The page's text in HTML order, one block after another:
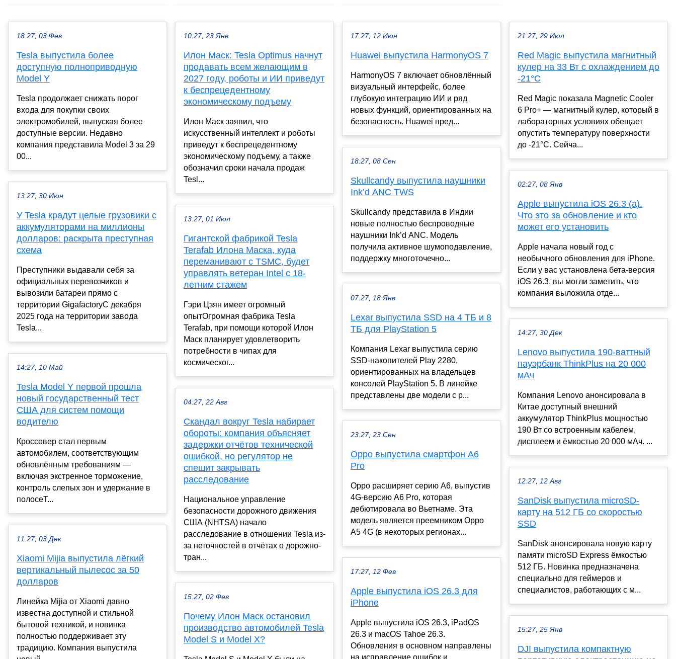
18:27, 03 Фев
Tesla выпустила более
доступную полноприводную
Model Y
Tesla продолжает снижать порог
входа для покупки своих
электромобилей, выпуская более
доступные версии. Недавно
компания представила Model 3 за 29
00...
13:27, 30 Июн
У Tesla крадут целые грузовики с
аккумуляторами на миллионы
долларов: раскрыта преступная
схема
Преступники выдавали себя за
официальных перевозчиков и
вывозили батареи прямо с
территории GigafactoryС декабря
2025 года на территории завода
Tesla...
14:27, 10 Май
Tesla Model Y первой прошла
новый государственный тест
США для систем помощи
водителю
Кроссовер стал первым
автомобилем, соответствующим
обновлённым требованиям —
включая экстренное торможение,
контроль слепых зон и удержание в
полосеT...
11:27, 03 Дек
Xiaomi Mijia выпустила лёгкий
вертикальный пылесос за 50
долларов
Линейка Mijia от Xiaomi давно
известна доступной и стильной
бытовой техникой, и новинка
полностью поддерживает эту
традицию. Компания выпустила
10:27, 23 Янв
Илон Маск: Tesla Optimus начнут
продавать всем желающим в
2027 году, роботы и ИИ приведут
к беспрецедентному
экономическому подъему
Илон Маск заявил, что
искусственный интеллект и роботы
приведут к беспрецедентному
экономическому подъему, а также
обозначил сроки начала продаж
Tesl...
13:27, 01 Июл
Гигантской фабрикой Tesla
Terafab Илона Маска, куда
переманивают с TSMC, будет
управлять ветеран Intel с 18-
летним стажем
Гэри Цзян имеет огромный
опытОгромная фабрика Tesla
Terafab, при помощи которой Илон
Маск планирует удовлетворить
потребности в чипах для
космическог...
04:27, 22 Авг
Скандал вокруг Tesla набирает
обороты: компания объясняет
задержки отчётов технической
ошибкой, но регулятор не
спешит закрывать
расследование
Национальное управление
безопасности дорожного движения
США (NHTSA) начало
расследование в отношении Tesla из-
за неточностей в отчётах о дорожно-
тран...
15:27, 02 Фев
Почему Илон Маск остановил
производство автомобилей Tesla
Model S и Model X?
17:27, 12 Июн
Huawei выпустила HarmonyOS 7
HarmonyOS 7 включает обновлённый
визуальный интерфейс, более
глубокую интеграцию ИИ и ряд
новых функций, ориентированных на
безопасность. Huawei пред...
18:27, 08 Сен
Skullcandy выпустила наушники
Ink’d ANC TWS
Skullcandy представила в Индии
новые полностью беспроводные
наушники Ink’d ANC. Модель
получила активное шумоподавление,
поддержку многоточечно...
07:27, 18 Янв
Lexar выпустила SSD на 4 ТБ и 8
ТБ для PlayStation 5
Компания Lexar выпустила серию
SSD-накопителей Play 2280,
ориентированных на владельцев
консолей PlayStation 5. В линейке
представлены две модели с р...
23:27, 23 Сен
Oppo выпустила смартфон A6
Pro
Oppo расширяет серию A6, выпустив
4G-версию A6 Pro, которая
дебютировала во Вьетнаме. Эта
модель является преемником Oppo
A5 4G (в некоторых регионах...
17:27, 12 Фев
Apple выпустила iOS 26.3 для
iPhone
Apple выпустила iOS 26.3, iPadOS
26.3 и macOS Tahoe 26.3.
Обновления в основном направлены
21:27, 29 Июл
Red Magic выпустила магнитный
кулер на 33 Вт с охлаждением до
-21°C
Red Magic показала Magnetic Cooler
6 Pro+ — магнитный кулер, который в
лабораторных условиях обещает
опустить температуру поверхности
до -21°C. Сейча...
02:27, 08 Янв
Apple выпустила iOS 26.3 (a).
Что это за обновление и кто
может его установить
Apple начала новый год с
необычного обновления для iPhone.
Если у вас установлена бета-версия
iOS 26.3, вы могли заметить, что
компания выложила отде...
14:27, 30 Дек
Lenovo выпустила 190-ваттный
пауэрбанк ThinkPlus на 20 000
мАч
Компания Lenovo анонсировала в
Китае доступный внешний
аккумулятор ThinkPlus мощностью
190 Вт со встроенным кабелем,
дисплеем и ёмкостью 20 000 мАч. ...
12:27, 12 Авг
SanDisk выпустила microSD-
карту на 512 ГБ со скоростью
SSD
SanDisk анонсировала новую карту
памяти microSD Express ёмкостью
512 ГБ. Новинка предназначена
специально для геймеров и
специалистов, работающих с м...
15:27, 25 Янв
DJI выпустила компактную